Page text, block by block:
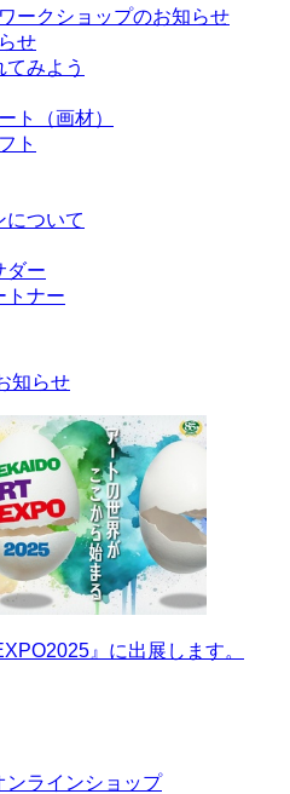
ークショップのお知らせ
せ
てみよう
ト（画材）
ト
について
ダー
トナー
知らせ
』に出展します。
ンラインショップ